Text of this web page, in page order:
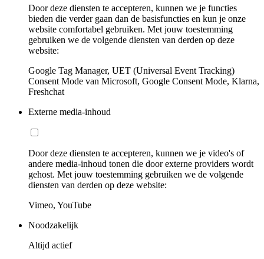
Door deze diensten te accepteren, kunnen we je functies
bieden die verder gaan dan de basisfuncties en kun je onze
website comfortabel gebruiken. Met jouw toestemming
gebruiken we de volgende diensten van derden op deze
website:
Google Tag Manager, UET (Universal Event Tracking)
Consent Mode van Microsoft, Google Consent Mode, Klarna,
Freshchat
Externe media-inhoud
Door deze diensten te accepteren, kunnen we je video's of
andere media-inhoud tonen die door externe providers wordt
gehost. Met jouw toestemming gebruiken we de volgende
diensten van derden op deze website:
Vimeo, YouTube
Noodzakelijk
Altijd actief